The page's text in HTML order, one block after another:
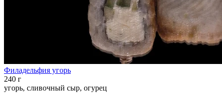
Филадельфия угорь
240 г
угорь, сливочный сыр, огурец